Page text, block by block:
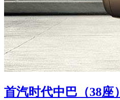
首汽时代中巴（38座）